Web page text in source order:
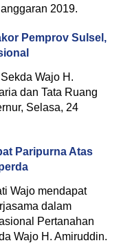
2019.
Pemprov Sulsel,
Wajo H.
dan Tata Ruang
Selasa, 24
Paripurna Atas
Wajo mendapat
dalam
Pertanahan
Wajo H. Amiruddin.